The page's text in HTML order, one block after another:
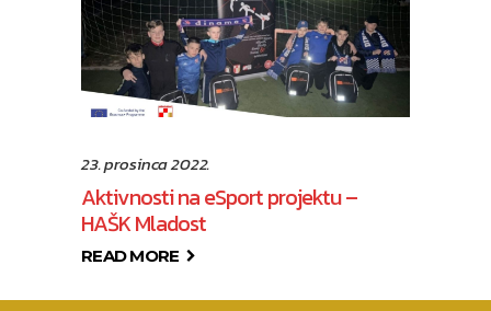
23. prosinca 2022.
Aktivnosti na eSport projektu –
HAŠK Mladost
READ MORE